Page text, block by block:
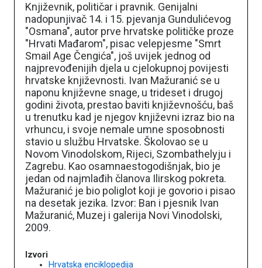
Književnik, političar i pravnik. Genijalni
nadopunjivač 14. i 15. pjevanja Gundulićevog
"Osmana", autor prve hrvatske političke proze
"Hrvati Mađarom", pisac velepjesme "Smrt
Smail Age Čengića", još uvijek jednog od
najprevođenijih djela u cjelokupnoj povijesti
hrvatske književnosti. Ivan Mažuranić se u
naponu književne snage, u trideset i drugoj
godini života, prestao baviti književnošću, baš
u trenutku kad je njegov književni izraz bio na
vrhuncu, i svoje nemale umne sposobnosti
stavio u službu Hrvatske. Školovao se u
Novom Vinodolskom, Rijeci, Szombathelyju i
Zagrebu. Kao osamnaestogodišnjak, bio je
jedan od najmlađih članova Ilirskog pokreta.
Mažuranić je bio poliglot koji je govorio i pisao
na desetak jezika. Izvor: Ban i pjesnik Ivan
Mažuranić, Muzej i galerija Novi Vinodolski,
2009.
Izvori
Hrvatska enciklopedija